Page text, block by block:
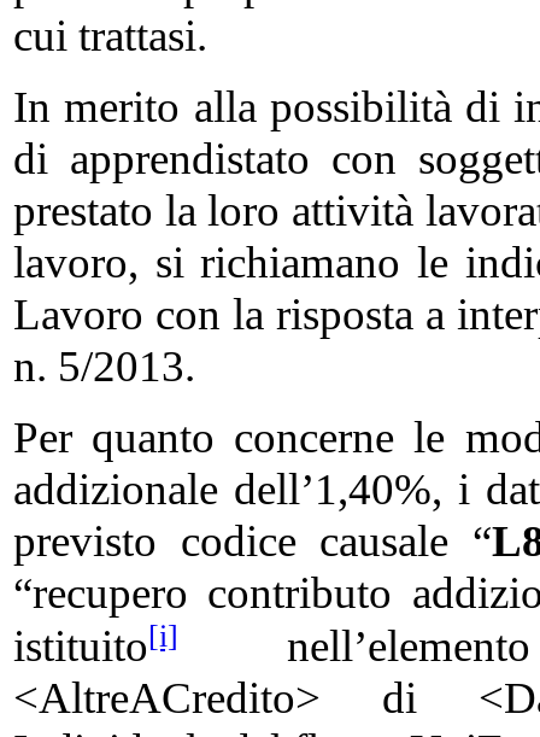
cui trattasi.
In merito alla possibilità di
di apprendistato con
prestato la loro attività
lavoro, si richiamano le
Lavoro con la risposta a
n. 5/2013.
Per quanto concerne le
addizionale dell’1,40%, i
previsto codice causale “
“recupero contributo
istituito[i]
<AltreACredito> di